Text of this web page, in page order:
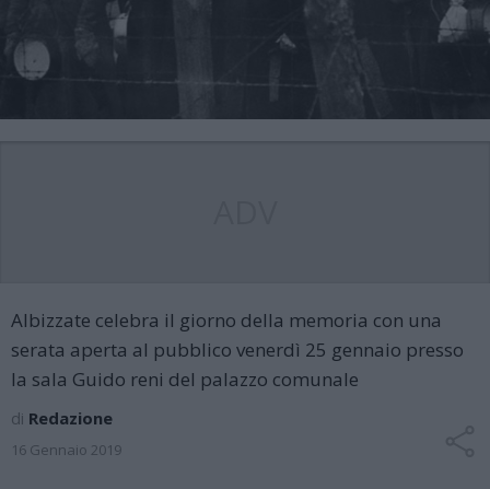
Albizzate celebra il giorno della memoria con una
serata aperta al pubblico venerdì 25 gennaio presso
la sala Guido reni del palazzo comunale
di Redazione
16 Gennaio 2019